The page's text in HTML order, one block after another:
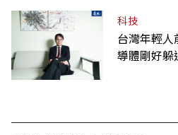
科技
台灣年輕
導體剛好躲